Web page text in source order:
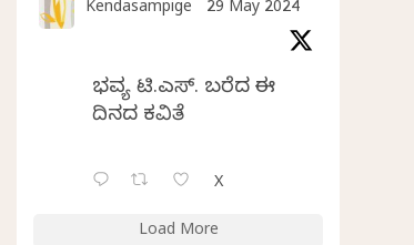
Kendasampige 29 May 2024
ಭವ್ಯ ಟಿ.ಎಸ್. ಬರೆದ ಈ
ದಿನದ ಕವಿತೆ
X
Load More